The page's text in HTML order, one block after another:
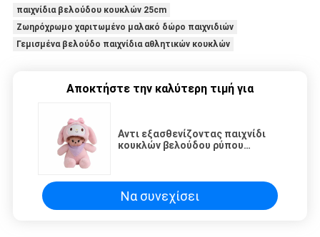
παιχνίδια βελούδου κουκλών 25cm
Ζωηρόχρωμο χαριτωμένο μαλακό δώρο παιχνιδιών
Γεμισμένα βελούδο παιχνίδια αθλητικών κουκλών
Αποκτήστε την καλύτερη τιμή για
Αντι εξασθενίζοντας παιχνίδι
κουκλών βελούδου ρύπου
Να συνεχίσει